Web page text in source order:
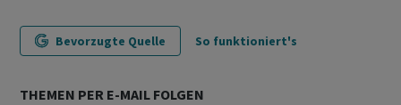
Bevorzugte Quelle So funktioniert's
THEMEN PER E-MAIL FOLGEN